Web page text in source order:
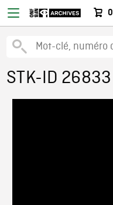
0
STK-ID 26833